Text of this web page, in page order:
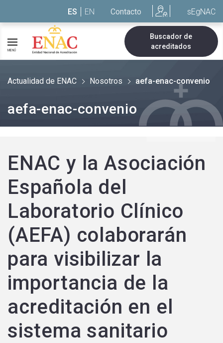
ES EN Contacto sEgNAC
MENÚ
Buscador de
acreditados
Actualidad de ENAC Nosotros aefa-enac-convenio
aefa-enac-convenio
ENAC y la Asociación
Española del
Laboratorio Clínico
(AEFA) colaborarán
para visibilizar la
importancia de la
acreditación en el
sistema sanitario